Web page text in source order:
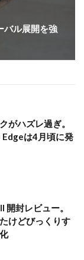
バル展開を強
がハズレ過ぎ。
Edgeは4月頃に発
開封レビュー。
けどびっくりす